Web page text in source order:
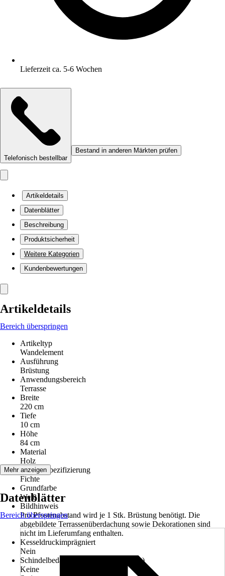
Lieferzeit ca. 5-6 Wochen
Telefonisch bestellbar
Bestand in anderen Märkten prüfen
Artikeldetails
Datenblätter
Beschreibung
Produktsicherheit
Weitere Kategorien
Kundenbewertungen
Artikeldetails
Bereich überspringen
Artikeltyp
Wandelement
Ausführung
Brüstung
Anwendungsbereich
Terrasse
Breite
220 cm
Tiefe
10 cm
Höhe
84 cm
Material
Holz
Materialspezifizierung
Fichte
Grundfarbe
Weiß
Bildhinweis
Pro Pfostenabstand wird je 1 Stk. Brüstung benötigt. Die
abgebildete Terrassenüberdachung sowie Dekorationen sind
nicht im Lieferumfang enthalten.
Kesseldruckimprägniert
Nein
Schindelbedarf (Pakete mit 3 m² Inhalt)
Keine
Mehr anzeigen
Datenblätter
Bereich überspringen